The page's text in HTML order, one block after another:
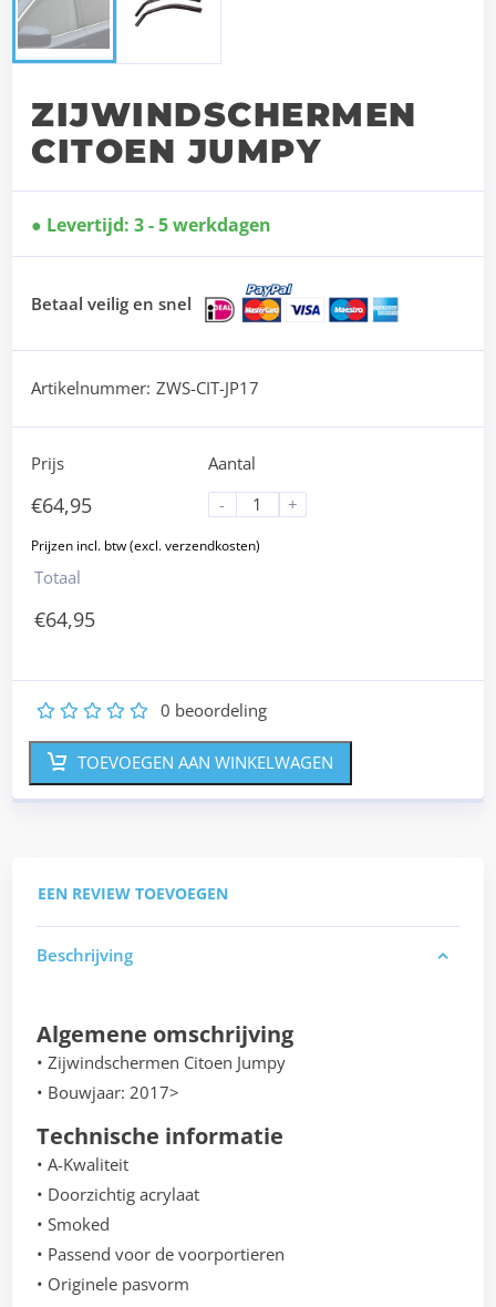
ZIJWINDSCHERMEN
CITOEN JUMPY
Levertijd: 3 - 5 werkdagen
Betaal veilig en snel
Artikelnummer: ZWS-CIT-JP17
Prijs
€64,95
Aantal
-
+
Totaal
€64,95
5
4
3
2 0 beoordeling
TOEVOEGEN AAN WINKELWAGEN
EEN REVIEW TOEVOEGEN
Beschrijving
Algemene omschrijving
• Zijwindschermen Citoen Jumpy
• Bouwjaar: 2017>
Technische informatie
• A-Kwaliteit
• Doorzichtig acrylaat
• Smoked
• Passend voor de voorportieren
• Originele pasvorm